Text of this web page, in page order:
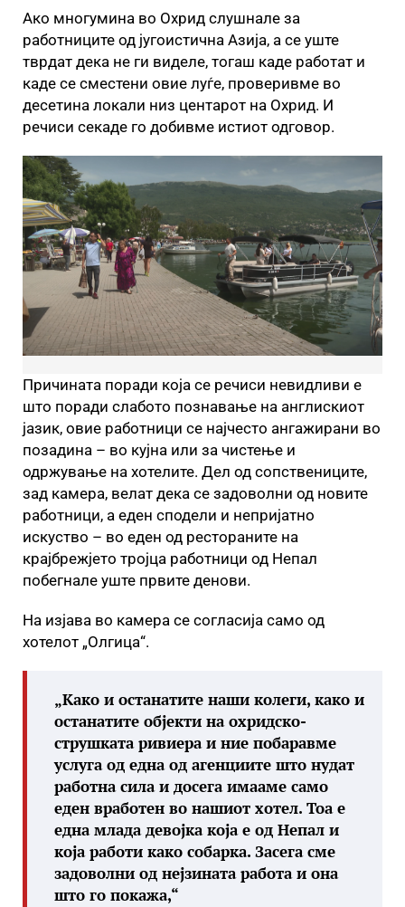
Ако многумина во Охрид слушнале за
работниците од југоистична Азија, а се уште
тврдат дека не ги виделе, тогаш каде работат и
каде се сместени овие луѓе, проверивме во
десетина локали низ центарот на Охрид. И
речиси секаде го добивме истиот одговор.
Причината поради која се речиси невидливи е
што поради слабото познавање на англискиот
јазик, овие работници се најчесто ангажирани во
позадина – во кујна или за чистење и
одржување на хотелите. Дел од сопствениците,
зад камера, велат дека се задоволни од новите
работници, а еден сподели и непријатно
искуство – во еден од рестораните на
крајбрежјето тројца работници од Непал
побегнале уште првите денови.
На изјава во камера се согласија само од
хотелот „Олгица“.
„Како и останатите наши колеги, како и
останатите објекти на охридско-
струшката ривиера и ние побаравме
услуга од една од агенциите што нудат
работна сила и досега имааме само
еден вработен во нашиот хотел. Тоа е
една млада девојка која е од Непал и
која работи како собарка. Засега сме
задоволни од нејзината работа и она
што го покажа,“